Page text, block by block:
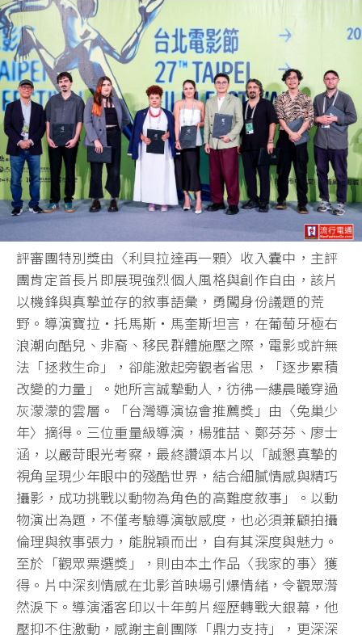
評審團特別獎由〈利貝拉達再一顆〉收入囊中，主評
團肯定首長片即展現強烈個人風格與創作自由，該片
以機鋒與真摯並存的敘事語彙，勇闖身份議題的荒
野。導演寶拉・托馬斯・馬奎斯坦言，在葡萄牙極右
浪潮向酷兒、非裔、移民群體施壓之際，電影或許無
法「拯救生命」，卻能激起旁觀者省思，「逐步累積
改變的力量」。她所言誠摯動人，彷彿一縷晨曦穿過
灰濛濛的雲層。「台灣導演協會推薦獎」由〈兔巢少
年〉摘得。三位重量級導演，楊雅喆、鄭芬芬、廖士
涵，以嚴苛眼光考察，最終讚頌本片以「誠懇真摯的
視角呈現少年眼中的殘酷世界，結合細膩情感與精巧
攝影，成功挑戰以動物為角色的高難度敘事」。以動
物演出為題，不僅考驗導演敏感度，也必須兼顧拍攝
倫理與敘事張力，能脫穎而出，自有其深度與魅力。
至於「觀眾票選獎」，則由本土作品〈我家的事〉獲
得。片中深刻情感在北影首映場引爆情緒，令觀眾潸
然淚下。導演潘客印以十年剪片經歷轉戰大銀幕，他
壓抑不住激動，感謝主創團隊「鼎力支持」，更深深